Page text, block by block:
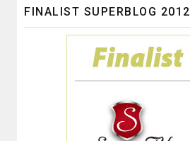
FINALIST SUPERBLOG 2012